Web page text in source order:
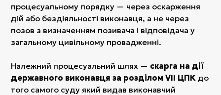
процесуальному порядку — через оскарження
дій або бездіяльності виконавця, а не через
позов з визначенням позивача і відповідача у
загальному цивільному провадженні.
Належний процесуальний шлях — скарга на дії
державного виконавця за розділом VII ЦПК до
того самого суду який видав виконавчий